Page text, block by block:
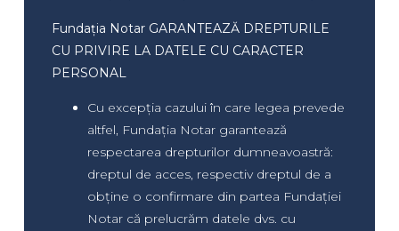
Fundația Notar GARANTEAZĂ DREPTURILE
CU PRIVIRE LA DATELE CU CARACTER
PERSONAL
Cu excepția cazului în care legea prevede
altfel, Fundația Notar garantează
respectarea drepturilor dumneavoastră:
dreptul de acces, respectiv dreptul de a
obține o confirmare din partea Fundației
Notar că prelucrăm datele dvs. cu